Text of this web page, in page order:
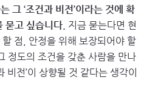
그 ‘조건과 비전’이라는 것에 확
묻고 싶습니다. 지금 묻는다면 현
할 점, 안정을 위해 보장되어야 할
정도의 조건을 갖춘 사람을 만나
비전’이 상향될 것 같다는 생각이